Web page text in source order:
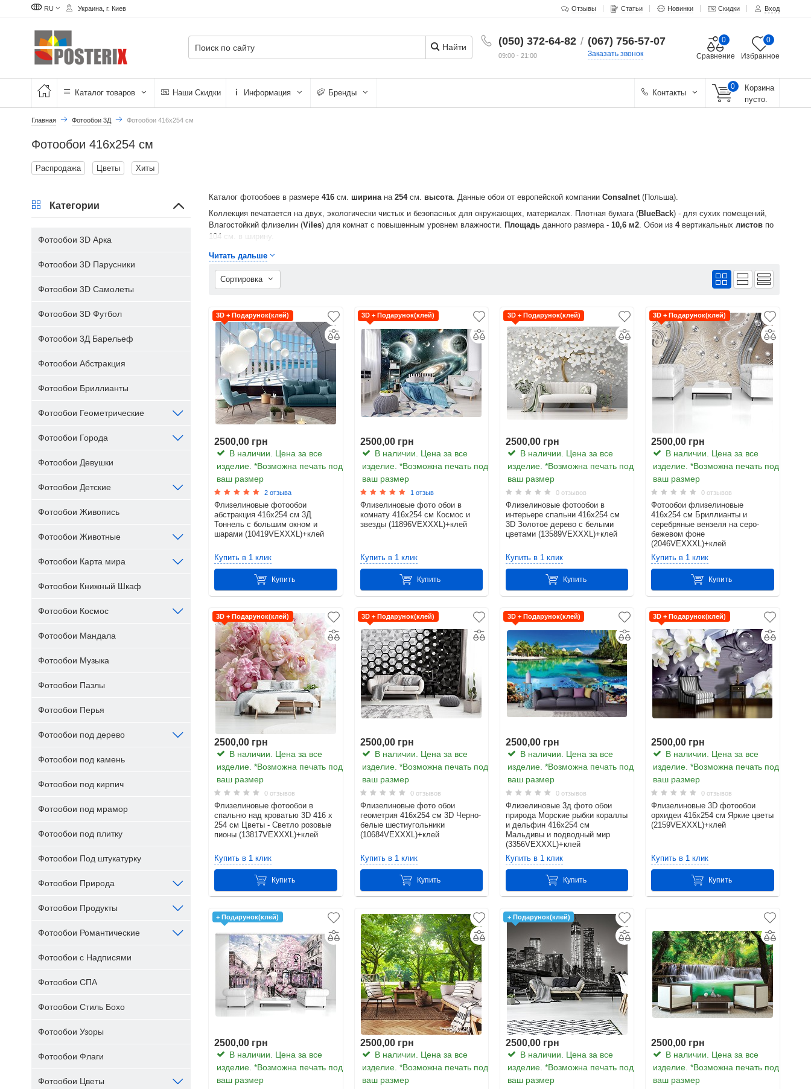
RU Украина, г. Киев Отзывы Статьи Новинки Скидки Вход
(050) 372-64-82
09:00 - 21:00
/ (067) 756-57-07
Заказать звонок Избранное
0
Сравнение
0
Найти
Каталог товаров Наши Скидки Информация Бренды
0
Корзина
пусто.
Контакты
Главная Фотообои 3Д Фотообои 416х254 см
Фотообои 416х254 см
Распродажа Цветы Хиты
Каталог фотообоев в размере416 см. ширина на254см. высота . Данные обои от европейской компанииConsalnet (Польша).
Коллекция печатается на двух, экологически чистых и безопасных для окружающих, материалах. Плотная бумага (BlueBack) - для сухих помещений,
Влагостойкий флизелин (Viles) для комнат с повышенным уровнем влажности. Площадьданного размера -10,6 м2. Обои из4 вертикальныхлистов по
104 см. в ширину.
Читать дальше
Сортировка
3D + Подарунок(клей)
2500,00 грн
В наличии. Цена за все
изделие. *Возможна печать под
ваш размер
2 отзыва
Флизелиновые фотообои
абстракция 416x254 см 3Д
Тоннель с большим окном и
шарами (10419VEXXXL)+клей
Купить в 1 клик
Купить
3D + Подарунок(клей)
2500,00 грн
В наличии. Цена за все
изделие. *Возможна печать под
ваш размер
1 отзыв
Флизелиновые фото обои в
комнату 416x254 см Космос и
звезды (11896VEXXXL)+клей
Купить в 1 клик
Купить
3D + Подарунок(клей)
2500,00 грн
В наличии. Цена за все
изделие. *Возможна печать под
ваш размер
0 отзывов
Флизелиновые фотообои в
интерьере спальни 416x254 см
3D Золотое дерево с белыми
цветами (13589VEXXXL)+клей
Купить в 1 клик
Купить
3D + Подарунок(клей)
2500,00 грн
В наличии. Цена за все
изделие. *Возможна печать под
ваш размер
0 отзывов
Фотообои флизелиновые
416x254 см Бриллианты и
серебряные вензеля на серо-
бежевом фоне
(2046VEXXXL)+клей
Купить в 1 клик
Купить
3D + Подарунок(клей)
2500,00 грн
В наличии. Цена за все
изделие. *Возможна печать под
ваш размер
0 отзывов
Флизелиновые фотообои в
спальню над кроватью 3D 416 x
254 см Цветы - Светло розовые
пионы (13817VEXXXL)+клей
Купить в 1 клик
Купить
3D + Подарунок(клей)
2500,00 грн
В наличии. Цена за все
изделие. *Возможна печать под
ваш размер
0 отзывов
Флизелиновые фото обои
геометрия 416x254 см 3D Черно-
белые шестиугольники
(10684VEXXXL)+клей
Купить в 1 клик
Купить
3D + Подарунок(клей)
2500,00 грн
В наличии. Цена за все
изделие. *Возможна печать под
ваш размер
0 отзывов
Флизелиновые 3д фото обои
природа Морские рыбки кораллы
и дельфин 416x254 см
Мальдивы и подводный мир
(3356VEXXXL)+клей
Купить в 1 клик
Купить
3D + Подарунок(клей)
2500,00 грн
В наличии. Цена за все
изделие. *Возможна печать под
ваш размер
0 отзывов
Флизелиновые 3D фотообои
орхидеи 416x254 см Яркие цветы
(2159VEXXXL)+клей
Купить в 1 клик
Купить
+ Подарунок(клей)
2500,00 грн
В наличии. Цена за все
изделие. *Возможна печать под
ваш размер
2500,00 грн
В наличии. Цена за все
изделие. *Возможна печать под
ваш размер
+ Подарунок(клей)
2500,00 грн
В наличии. Цена за все
изделие. *Возможна печать под
ваш размер
2500,00 грн
В наличии. Цена за все
изделие. *Возможна печать под
ваш размер
Категории
Фотообои 3D Арка
Фотообои 3D Парусники
Фотообои 3D Самолеты
Фотообои 3D Футбол
Фотообои 3Д Барельеф
Фотообои Абстракция
Фотообои Бриллианты
Фотообои Геометрические
Фотообои Города
Фотообои Девушки
Фотообои Детские
Фотообои Живопись
Фотообои Животные
Фотообои Карта мира
Фотообои Книжный Шкаф
Фотообои Космос
Фотообои Мандала
Фотообои Музыка
Фотообои Пазлы
Фотообои Перья
Фотообои под дерево
Фотообои под камень
Фотообои под кирпич
Фотообои под мрамор
Фотообои под плитку
Фотообои Под штукатурку
Фотообои Природа
Фотообои Продукты
Фотообои Романтические
Фотообои с Надписями
Фотообои СПА
Фотообои Стиль Бохо
Фотообои Узоры
Фотообои Флаги
Фотообои Цветы